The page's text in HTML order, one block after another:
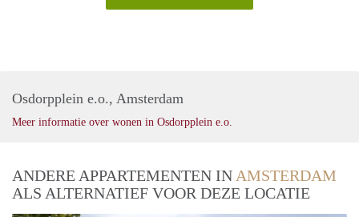
Osdorpplein e.o., Amsterdam
Meer informatie over wonen in Osdorpplein e.o.
ANDERE APPARTEMENTEN IN AMSTERDAM
ALS ALTERNATIEF VOOR DEZE LOCATIE